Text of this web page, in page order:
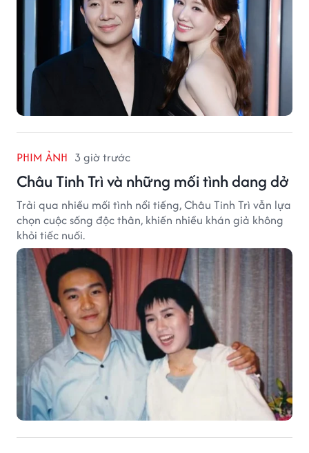
PHIM ẢNH 3 giờ trước
Châu Tinh Trì và những mối tình dang dở
Trải qua nhiều mối tình nổi tiếng, Châu Tinh Trì vẫn lựa
chọn cuộc sống độc thân, khiến nhiều khán giả không
khỏi tiếc nuối.